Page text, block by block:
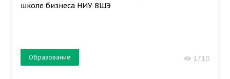
школе бизнеса НИУ ВШЭ
Образование 1710